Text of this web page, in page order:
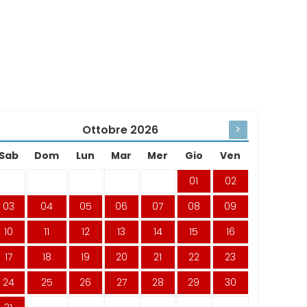
Ottobre 2026 >
Dom Lun Mar Mer Gio
Ven
01
02
03
04 05 06 07 08
09
10
11 12 13 14 15
16
17
18 19 20 21 22
23
24
25 26 27 28 29
30